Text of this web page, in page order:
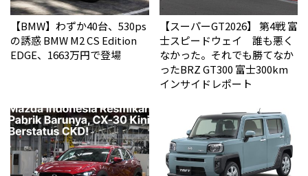
【BMW】わずか40台、530ps
の誘惑 BMW M2 CS Edition
EDGE、1663万円で登場
【スーパーGT2026】 第4戦 富
士スピードウェイ 誰も悪く
なかった。それでも勝てなか
った――BRZ GT300 富士300km
インサイドレポート